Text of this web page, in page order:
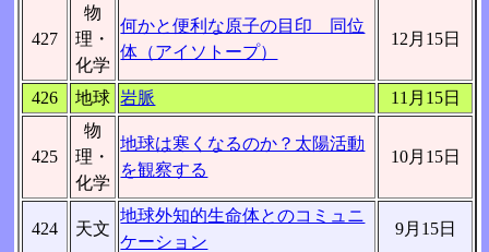
427
物
理・
化学
何かと便利な原子の目印 同位
体（アイソトープ）
12月15日
426 地球 岩脈 11月15日
425
物
理・
化学
地球は寒くなるのか？太陽活動
を観察する
10月15日
424 天文
地球外知的生命体とのコミュニ
ケーション
9月15日